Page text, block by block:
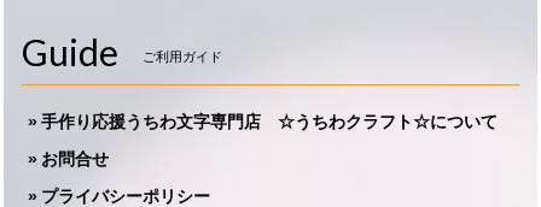
Guide ご利用ガイド
手作り応援うちわ文字専門店 ☆うちわクラフト☆について
お問合せ
プライバシーポリシー